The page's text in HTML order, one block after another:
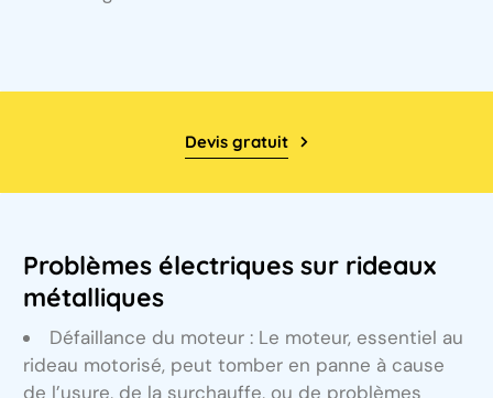
Devis gratuit
Problèmes électriques sur rideaux
métalliques
Défaillance du moteur : Le moteur, essentiel au
rideau motorisé, peut tomber en panne à cause
de l’usure, de la surchauffe, ou de problèmes